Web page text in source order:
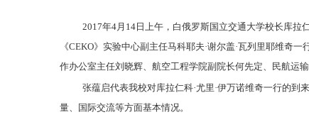
2017年4月 14 日上午，白俄罗斯国立交通大学校长库拉
《CEKO》实验中心副主任马科耶夫·谢尔盖·瓦列里耶维奇
作办公室主任刘晓辉、航空工程学院副院长何先定、民航运
张蕴启代表我校对库拉仁科·尤里·伊万诺维奇一行的
量、国际交流等方面基本情况。